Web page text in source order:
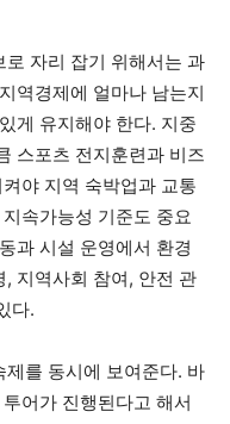
자리 잡기 위해서는 과
역경제에 얼마나 남는지
게 유지해야 한다. 지중
스포츠 전지훈련과 비즈
야 지역 숙박업과 교통
속가능성 기준도 중요
과 시설 운영에서 환경
지역사회 참여, 안전 관
다.
를 동시에 보여준다. 바
어가 진행된다고 해서